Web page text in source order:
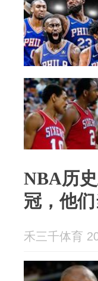
NBA历
冠，他
禾三千体育